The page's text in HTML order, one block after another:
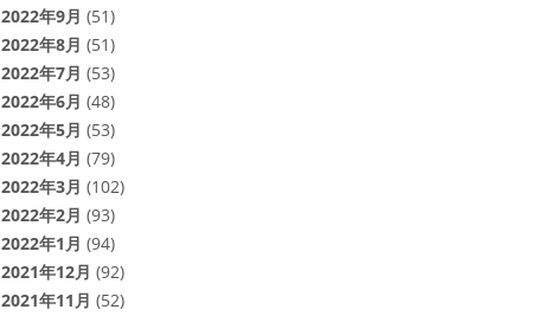
2022年9月 (51)
2022年8月 (51)
2022年7月 (53)
2022年6月 (48)
2022年5月 (53)
2022年4月 (79)
2022年3月 (102)
2022年2月 (93)
2022年1月 (94)
2021年12月 (92)
2021年11月 (52)